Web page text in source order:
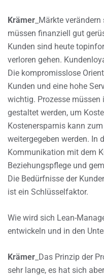
Krämer _Märkte
müssen finanziell gut
Kunden sind heute
verloren gehen.
Die kompromisslose
Kunden und eine hohe
wichtig. Prozesse
gestaltet werden, um
Kostenersparnis kann
weitergegeben werden. In
Kommunikation mit dem
Beziehungspflege und
Die Bedürfnisse der
ist ein Schlüsselfaktor.
Wie wird sich Lean-
entwickeln und in den
Krämer _Das Prinzip der
sehr lange, es hat sich